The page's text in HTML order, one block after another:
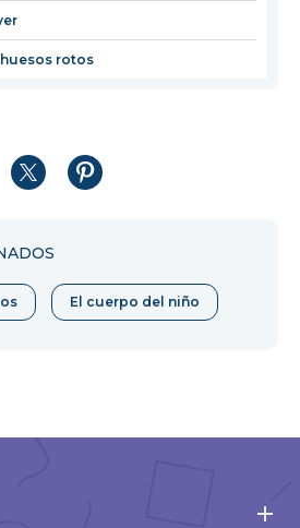
rotos
CompartirCompartir
El cuerpo del niño